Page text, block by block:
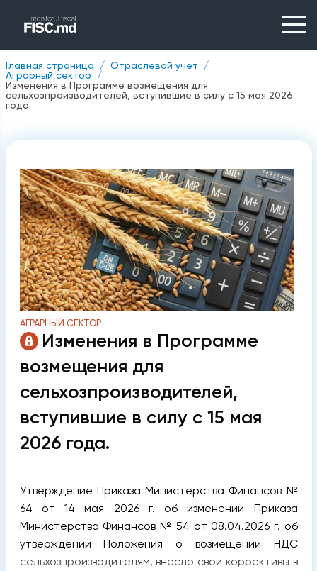
Главная страница
Отраслевой учет
Аграрный сектор
Изменения в Программе возмещения для
сельхозпроизводителей, вступившие в силу с 15 мая 2026
года.
АГРАРНЫЙ СЕКТОР
Изменения в Программе
возмещения для
сельхозпроизводителей,
вступившие в силу с 15 мая
2026 года.
Утверждение Приказа Министерства Финансов №
64 от 14 мая 2026 г. об изменении Приказа
Министерства Финансов № 54 от 08.04.2026 г. об
утверждении Положения о возмещении НДС
сельхозпроизводителям, внесло свои коррективы в